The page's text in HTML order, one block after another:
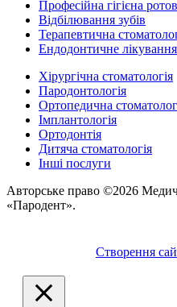
Професійна гігієна
Відбілювання зубів
Терапевтична
Ендодонтичне лікування
Хірургічна стоматологія
Пародонтологія
Ортопедична
Імплантологія
Ортодонтія
Дитяча стоматологія
Інші послуги
Авторське право ©2026
«Пародент».
Створення